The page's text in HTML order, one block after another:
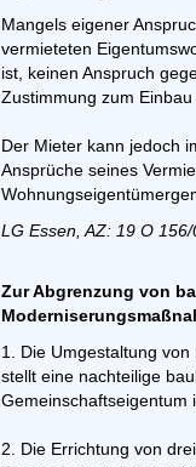
Mangels eigener
vermieteten
ist, keinen Anspruch
Zustimmung zum Einbau
Der Mieter kann jedoch
Ansprüche seines
LG Essen, AZ: 19 O
Zur Abgrenzung von
1. Die Umgestaltung
stellt eine nachteilige
Gemeinschaftseigentum
2. Die Errichtung von